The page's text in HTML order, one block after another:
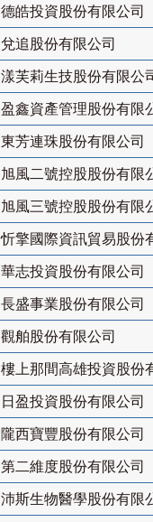
德皓投資股份有限公司
兌追股份有限公司
漾芙莉生技股份有限公
盈鑫資產管理股份有限
東芳連珠股份有限公司
旭風二號控股股份有限
旭風三號控股股份有限
忻擎國際資訊貿易股份
華志投資股份有限公司
長盛事業股份有限公司
觀舶股份有限公司
樓上那間高雄投資股份
日盈投資股份有限公司
隴西寶豐股份有限公司
第二維度股份有限公司
沛斯生物醫學股份有限